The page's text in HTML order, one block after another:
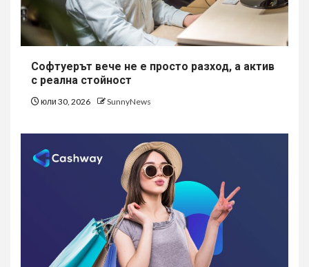
Софтуерът вече не е просто разход, а актив
с реална стойност
юли 30, 2026 SunnyNews